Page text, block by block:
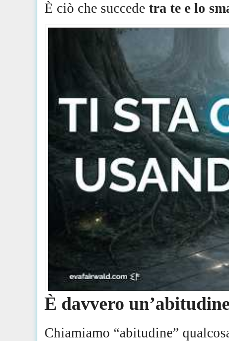
È ciò che succedetra te e lo
È davvero
Chiamiamo “abitudine”